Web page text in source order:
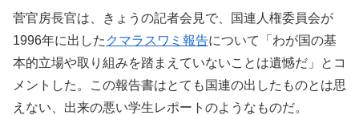
菅官房長官は、きょうの記者会見で、国連人権委員会が
1996年に出した クマラスワミ報告について「わが国の基
本的立場や取り組みを踏まえていないことは遺憾だ」とコ
メントした。この報告書はとても国連の出したものとは思
えない、出来の悪い学生レポートのようなものだ。